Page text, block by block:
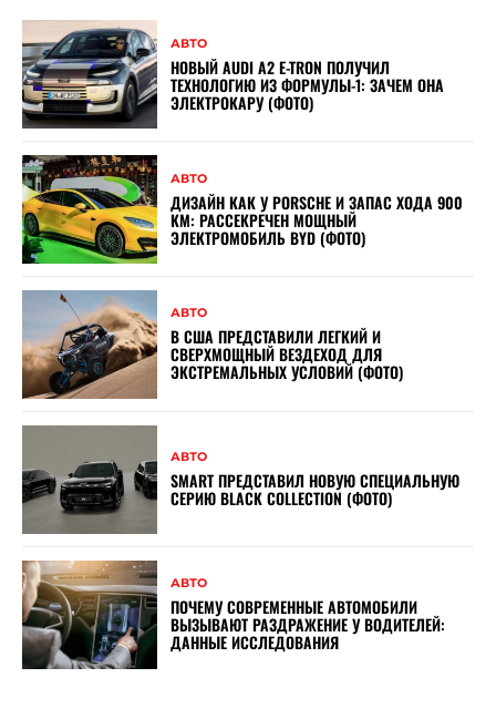
АВТО
НОВЫЙ AUDI A2 E-TRON ПОЛУЧИЛ
ТЕХНОЛОГИЮ ИЗ ФОРМУЛЫ-1: ЗАЧЕМ ОНА
ЭЛЕКТРОКАРУ (ФОТО)
АВТО
ДИЗАЙН КАК У PORSCHE И ЗАПАС ХОДА 900
КМ: РАССЕКРЕЧЕН МОЩНЫЙ
ЭЛЕКТРОМОБИЛЬ BYD (ФОТО)
АВТО
В США ПРЕДСТАВИЛИ ЛЕГКИЙ И
СВЕРХМОЩНЫЙ ВЕЗДЕХОД ДЛЯ
ЭКСТРЕМАЛЬНЫХ УСЛОВИЙ (ФОТО)
АВТО
SMART ПРЕДСТАВИЛ НОВУЮ СПЕЦИАЛЬНУЮ
СЕРИЮ BLACK COLLECTION (ФОТО)
АВТО
ПОЧЕМУ СОВРЕМЕННЫЕ АВТОМОБИЛИ
ВЫЗЫВАЮТ РАЗДРАЖЕНИЕ У ВОДИТЕЛЕЙ:
ДАННЫЕ ИССЛЕДОВАНИЯ